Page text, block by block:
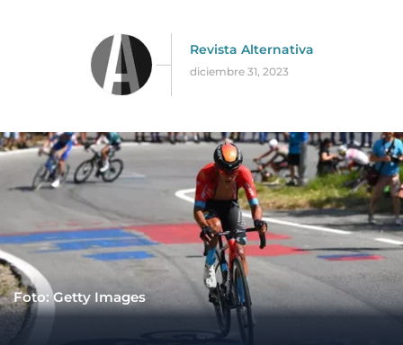
Revista Alternativa
diciembre 31, 2023
Foto: Getty Images